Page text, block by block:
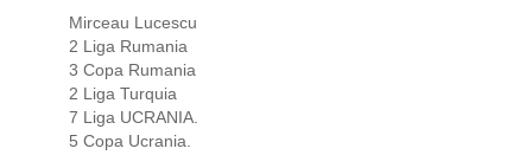
Mirceau Lucescu
2 Liga Rumania
3 Copa Rumania
2 Liga Turquia
7 Liga UCRANIA.
5 Copa Ucrania.